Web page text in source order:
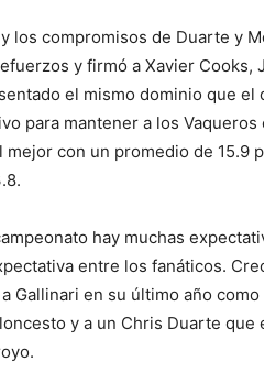
los compromisos de Duarte y
y firmó a Xavier Cooks,
el mismo dominio que
para mantener a los
mejor con un promedio de
hay muchas
entre los fanáticos.
Gallinari en su último año
y a un Chris Duarte